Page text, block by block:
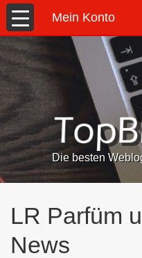
Mein Konto
Die besten
LR Parfüm
News